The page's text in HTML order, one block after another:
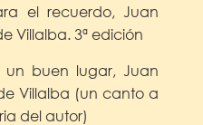
el recuerdo, Juan
Villalba. 3ª edición
un buen lugar, Juan
Villalba (un canto a
del autor)